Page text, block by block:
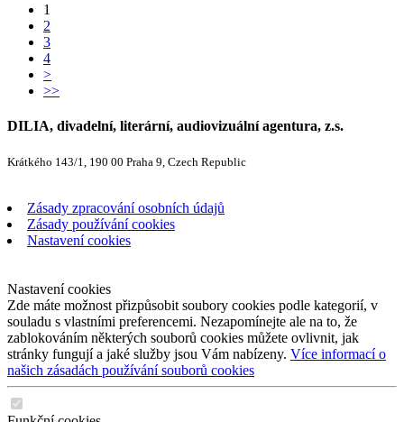
1
2
3
4
>
>>
DILIA, divadelní, literární, audiovizuální agentura, z.s.
Krátkého 143/1, 190 00 Praha 9, Czech Republic
Zásady zpracování osobních údajů
Zásady používání cookies
Nastavení cookies
Nastavení cookies
Zde máte možnost přizpůsobit soubory cookies podle kategorií, v
souladu s vlastními preferencemi. Nezapomínejte ale na to, že
zablokováním některých souborů cookies můžete ovlivnit, jak
stránky fungují a jaké služby jsou Vám nabízeny. Více informací o
našich zásadách používání souborů cookies